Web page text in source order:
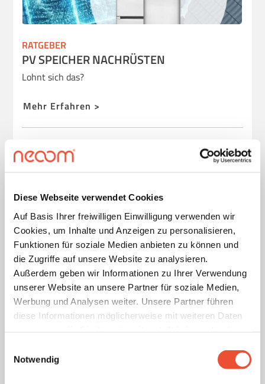
Diese Webseite verwendet Cookies
Auf Basis Ihrer freiwilligen Einwilligung verwenden wir
Cookies, um Inhalte und Anzeigen zu personalisieren,
Funktionen für soziale Medien anbieten zu können und
die Zugriffe auf unsere Website zu analysieren.
Außerdem geben wir Informationen zu Ihrer Verwendung
unserer Website an unsere Partner für soziale Medien,
Werbung und Analysen weiter. Unsere Partner führen
diese Informationen möglicherweise mit weiteren Daten
haben. Details finden Sie unter
Notwendig
RATGEBER
PV SPEICHER NACHRÜSTEN
Lohnt sich das?
Mehr Erfahren >
RATGEBER
SMART CHARGING
So lädst du dein E-Auto günstig
Mehr Erfahren >